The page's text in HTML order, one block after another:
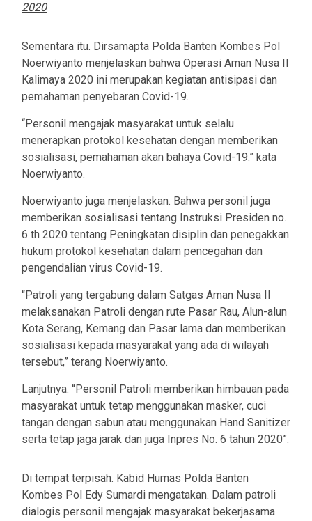
2020
Sementara itu. Dirsamapta Polda Banten Kombes Pol
Noerwiyanto menjelaskan bahwa Operasi Aman Nusa II
Kalimaya 2020 ini merupakan kegiatan antisipasi dan
pemahaman penyebaran Covid-19.
“Personil mengajak masyarakat untuk selalu
menerapkan protokol kesehatan dengan memberikan
sosialisasi, pemahaman akan bahaya Covid-19.” kata
Noerwiyanto.
Noerwiyanto juga menjelaskan. Bahwa personil juga
memberikan sosialisasi tentang Instruksi Presiden no.
6 th 2020 tentang Peningkatan disiplin dan penegakkan
hukum protokol kesehatan dalam pencegahan dan
pengendalian virus Covid-19.
“Patroli yang tergabung dalam Satgas Aman Nusa II
melaksanakan Patroli dengan rute Pasar Rau, Alun-alun
Kota Serang, Kemang dan Pasar lama dan memberikan
sosialisasi kepada masyarakat yang ada di wilayah
tersebut,” terang Noerwiyanto.
Lanjutnya. “Personil Patroli memberikan himbauan pada
masyarakat untuk tetap menggunakan masker, cuci
tangan dengan sabun atau menggunakan Hand Sanitizer
serta tetap jaga jarak dan juga Inpres No. 6 tahun 2020”.
Di tempat terpisah. Kabid Humas Polda Banten
Kombes Pol Edy Sumardi mengatakan. Dalam patroli
dialogis personil mengajak masyarakat bekerjasama